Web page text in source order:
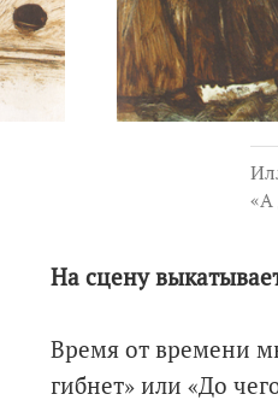
«А
На сцену
Время от времени
гибнет» или «До